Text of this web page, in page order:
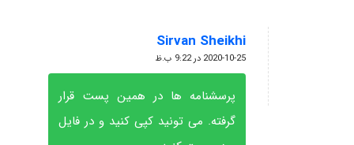
Sirvan Sheikhi
گفته:
2020-10-25 در 9:22 ب.ظ
پرسشنامه ها در همین پست قرار
گرفته. می تونید کپی کنید و در فایل